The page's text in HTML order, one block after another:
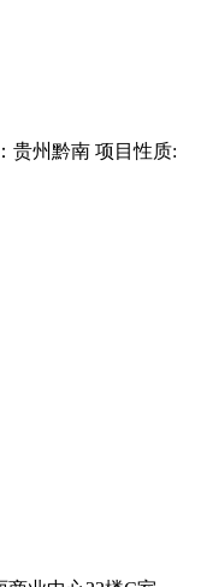
贵州黔南 项目性质: